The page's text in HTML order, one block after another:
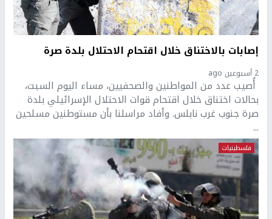
إصابات بالاختناق خلال اقتحام الاحتلال بلدة صرة
2 أسبوعين ago
أُصيب عدد من المواطنين والصحفيين، مساء اليوم السبت،
بحالات اختناق خلال اقتحام قوات الاحتلال الإسرائيلي بلدة
صرة جنوب غرب نابلس. وأفاد مراسلنا بأن مستوطنين مسلحين
...
فلسطينيات